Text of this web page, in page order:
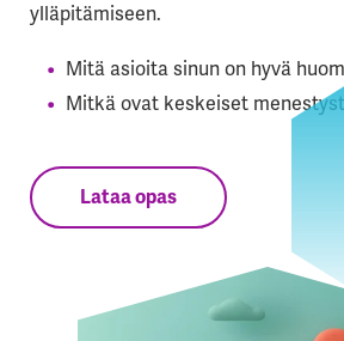
ylläpitämiseen.
Mitä asioita sinun on hyvä
Mitkä ovat keskeiset
Lataa opas